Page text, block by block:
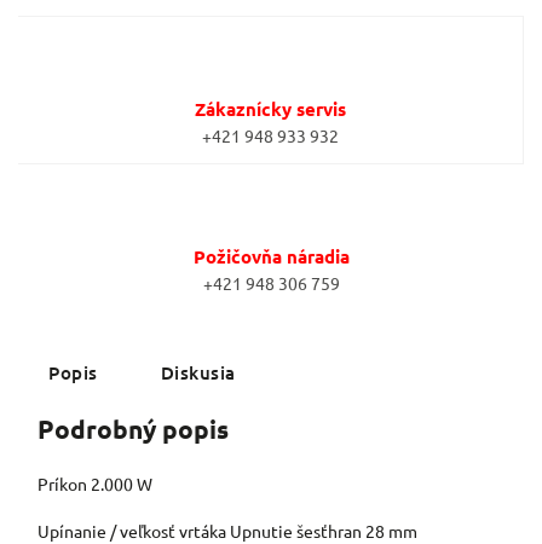
Zákaznícky servis
+421 948 933 932
Požičovňa náradia
+421 948 306 759
Popis Diskusia
Podrobný popis
Príkon 2.000 W
Upínanie / veľkosť vrtáka Upnutie šesťhran 28 mm